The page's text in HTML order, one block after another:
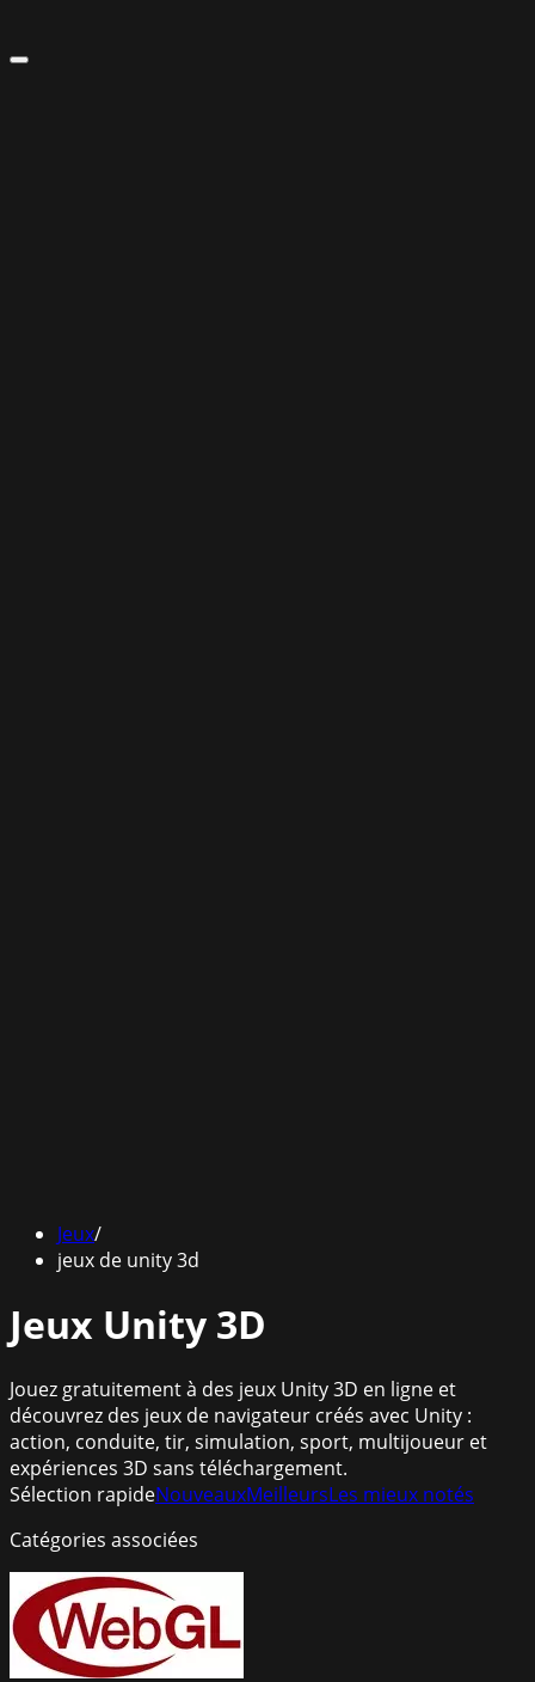
Jeux/
jeux de unity 3d
Jeux Unity 3D
Jouez gratuitement à des jeux Unity 3D en ligne et
découvrez des jeux de navigateur créés avec Unity :
action, conduite, tir, simulation, sport, multijoueur et
expériences 3D sans téléchargement.
Sélection rapideNouveauxMeilleursLes mieux notés
Catégories associées